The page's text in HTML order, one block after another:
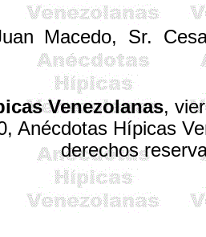
Macedo, Sr.
Venezolanas,
Anécdotas Hípicas
derechos